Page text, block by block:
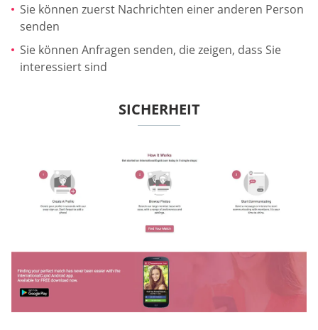
Sie können zuerst Nachrichten einer anderen Person
senden
Sie können Anfragen senden, die zeigen, dass Sie
interessiert sind
SICHERHEIT